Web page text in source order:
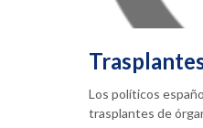
Los políticos
trasplantes de